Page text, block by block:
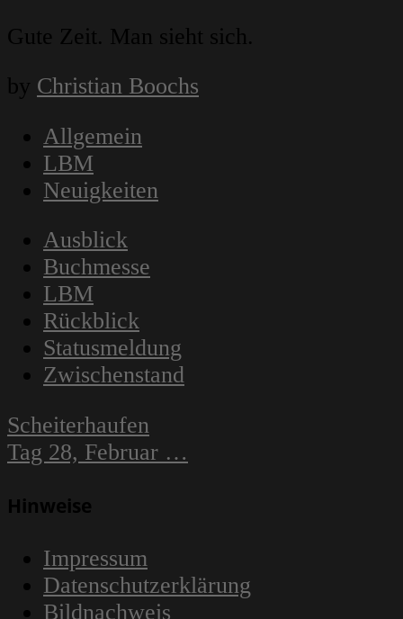
Gute Zeit. Man sieht sich.
by Christian Boochs
Allgemein
LBM
Neuigkeiten
Ausblick
Buchmesse
LBM
Rückblick
Statusmeldung
Zwischenstand
Navigation
innerhalb
Beitrags
Scheiterhaufen
Tag 28, Februar …
Hinweise
Impressum
Datenschutzerklärung
Bildnachweis